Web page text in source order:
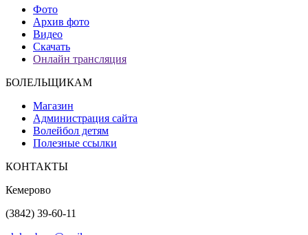
Фото
Архив фото
Видео
Скачать
Онлайн трансляция
БОЛЕЛЬЩИКАМ
Магазин
Администрация сайта
Волейбол детям
Полезные ссылки
КОНТАКТЫ
Кемерово
(3842) 39-60-11